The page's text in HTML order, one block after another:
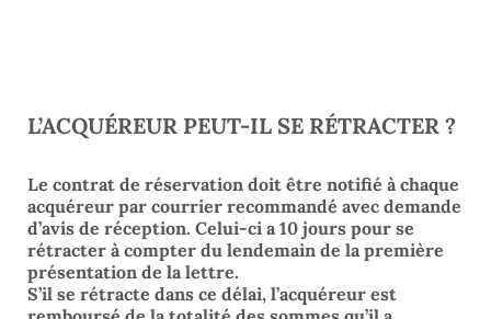
L’ACQUÉREUR PEUT-IL SE RÉTRACTER ?
Le contrat de réservation doit être notifié à chaque
acquéreur par courrier recommandé avec demande
d’avis de réception. Celui-ci a 10 jours pour se
rétracter à compter du lendemain de la première
présentation de la lettre.
S’il se rétracte dans ce délai, l’acquéreur est